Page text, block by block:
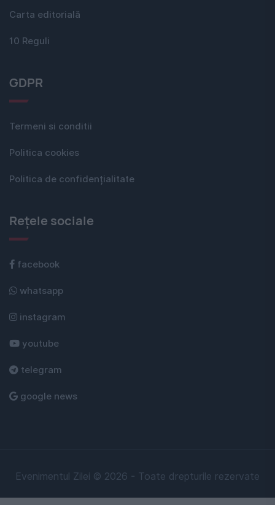
Carta editorială
10 Reguli
GDPR
Termeni si conditii
Politica cookies
Politica de confidențialitate
Rețele sociale
facebook
whatsapp
instagram
youtube
telegram
google news
Evenimentul Zilei © 2026 - Toate drepturile rezervate